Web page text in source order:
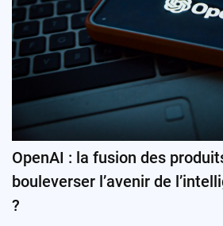
OpenAI : la fusion des
bouleverser l’avenir de
?